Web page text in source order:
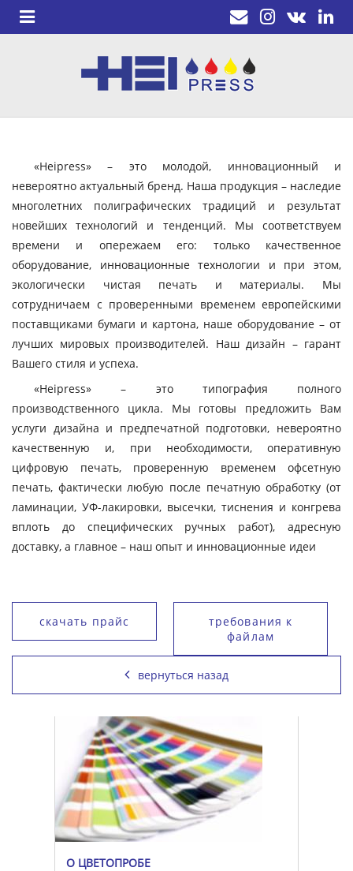
«Heipress» – это молодой, инновационный и
невероятно актуальный бренд. Наша продукция – наследие
многолетних полиграфических традиций и результат
новейших технологий и тенденций. Мы соответствуем
времени и опережаем его: только качественное
оборудование, инновационные технологии и при этом,
экологически чистая печать и материалы. Мы
сотрудничаем с проверенными временем европейскими
поставщиками бумаги и картона, наше оборудование – от
лучших мировых производителей. Наш дизайн – гарант
Вашего стиля и успеха.
«Heipress» – это типография полного
производственного цикла. Мы готовы предложить Вам
услуги дизайна и предпечатной подготовки, невероятно
качественную и, при необходимости, оперативную
цифровую печать, проверенную временем офсетную
печать, фактически любую после печатную обработку (от
ламинации, УФ-лакировки, высечки, тиснения и конгрева
вплоть до специфических ручных работ), адресную
доставку, а главное – наш опыт и инновационные идеи
скачать прайс
требования к
файлам
вернуться назад
О ЦВЕТОПРОБЕ